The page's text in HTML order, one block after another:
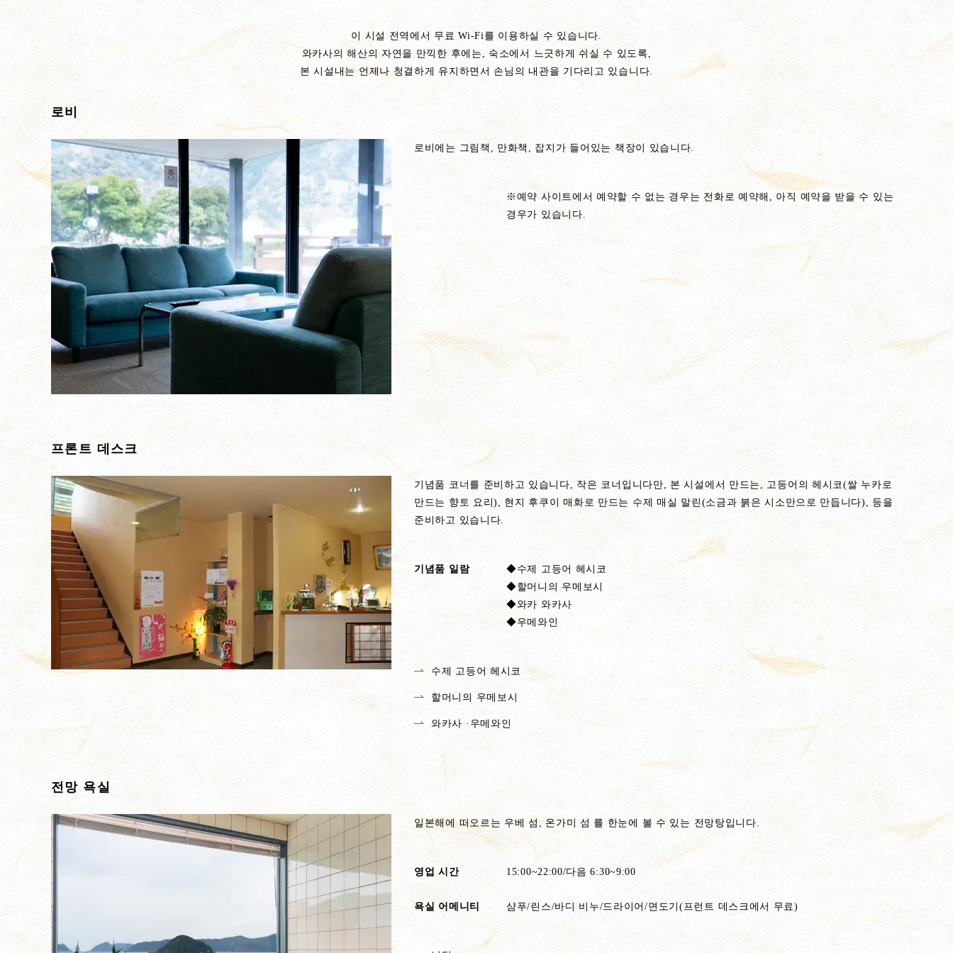
이 시설 전역에서 무료 Wi-Fi를 이용하실 수 있습니다.
와카사의 해산의 자연을 만끽한 후에는, 숙소에서 느긋하게 쉬실 수 있도록,
본 시설내는 언제나 청결하게 유지하면서 손님의 내관을 기다리고 있습니다.
로비
로비에는 그림책, 만화책, 잡지가 들어있는 책장이 있습니다.
※예약 사이트에서 예약할 수 없는 경우는 전화로 예약해, 아직 예약을 받을 수 있는
경우가 있습니다.
프론트 데스크
기념품 코너를 준비하고 있습니다, 작은 코너입니다만, 본 시설에서 만드는, 고등어의 헤시코(쌀 누카로
만드는 향토 요리), 현지 후쿠이 매화로 만드는 수제 매실 말린(소금과 붉은 시소만으로 만듭니다), 등을
준비하고 있습니다.
기념품 일람
◆수제 고등어 헤시코
◆할머니의 우메보시
◆와카 와카사
◆우메와인
수제 고등어 헤시코
할머니의 우메보시
와카사 ·우메와인
전망 욕실
일본해에 떠오르는 우베 섬, 온가미 섬 를 한눈에 볼 수 있는 전망탕입니다.
영업 시간 15:00~22:00/다음 6:30~9:00
욕실 어메니티 샴푸/린스/바디 비누/드라이어/면도기(프런트 데스크에서 무료)